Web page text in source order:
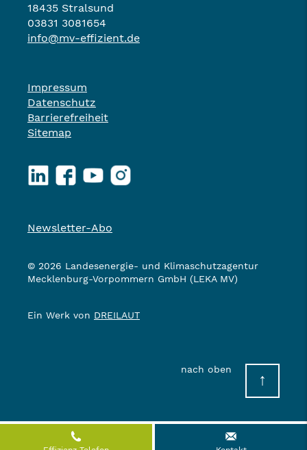
18435 Stralsund
03831 3081654
info@mv-effizient.de
Impressum
Datenschutz
Barrierefreiheit
Sitemap
LinkedInFacebookYouTubeInstagram
Newsletter-Abo
© 2026 Landesenergie- und Klimaschutzagentur
Mecklenburg-Vorpommern GmbH (LEKA MV)
Ein Werk von DREILAUT
nach oben
↑